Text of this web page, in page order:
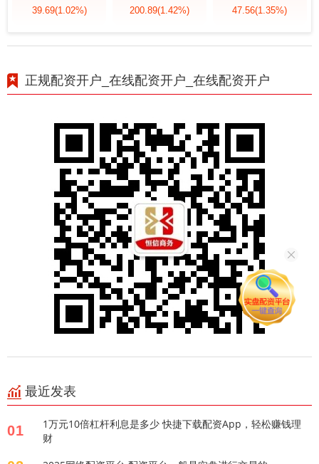
39.69(1.02%) 200.89(1.42%) 47.56(1.35%)
正规配资开户_在线配资开户_在线配资开户
最近发表
01
1万元10倍杠杆利息是多少 快捷下载配资App，轻松赚钱理
财